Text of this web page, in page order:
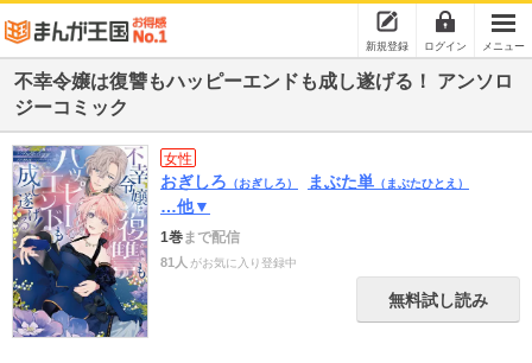
新規登録 ログイン メニュー
不幸令嬢は復讐もハッピーエンドも成し遂げる！ アンソロ
ジーコミック
女性
おぎしろ （おぎしろ） まぶた単 （まぶたひとえ）
…他▼
1巻まで配信
81人 がお気に入り登録中
無料試し読み